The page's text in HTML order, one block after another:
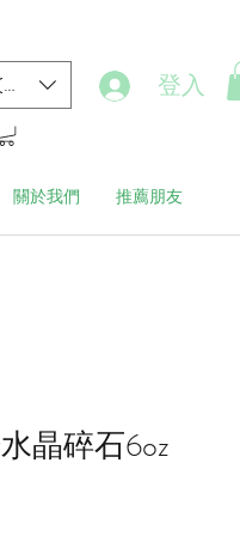
登入
關於我們 推薦朋友
晶碎石6oz